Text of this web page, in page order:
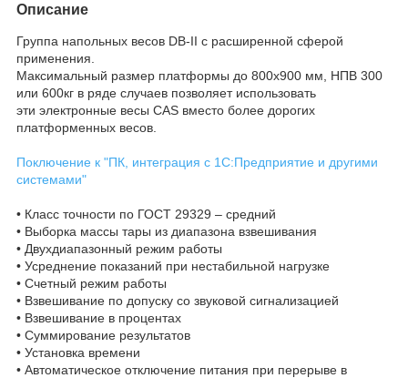
Описание
Группа напольных весов DB-II с расширенной сферой
применения.
Максимальный размер платформы до 800х900 мм, НПВ 300
или 600кг в ряде случаев позволяет использовать
эти электронные весы CAS вместо более дорогих
платформенных весов.
Поключение к "ПК, интеграция с 1С:Предприятие и другими
системами"
• Класс точности по ГОСТ 29329 – средний
• Выборка массы тары из диапазона взвешивания
• Двухдиапазонный режим работы
• Усреднение показаний при нестабильной нагрузке
• Счетный режим работы
• Взвешивание по допуску со звуковой сигнализацией
• Взвешивание в процентах
• Суммирование результатов
• Установка времени
• Автоматическое отключение питания при перерыве в